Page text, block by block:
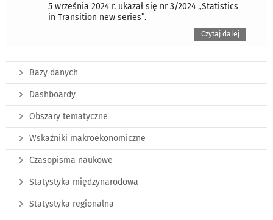
5 września 2024 r. ukazał się nr 3/2024 „Statistics
in Transition new series”.
Czytaj dalej
Bazy danych
Dashboardy
Obszary tematyczne
Wskaźniki makroekonomiczne
Czasopisma naukowe
Statystyka międzynarodowa
Statystyka regionalna